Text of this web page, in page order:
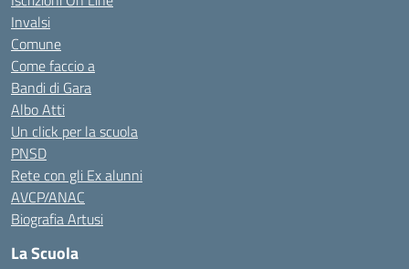
Invalsi
Comune
Come faccio a
Bandi di Gara
Albo Atti
Un click per la scuola
PNSD
Rete con gli Ex alunni
AVCP/ANAC
Biografia Artusi
La Scuola